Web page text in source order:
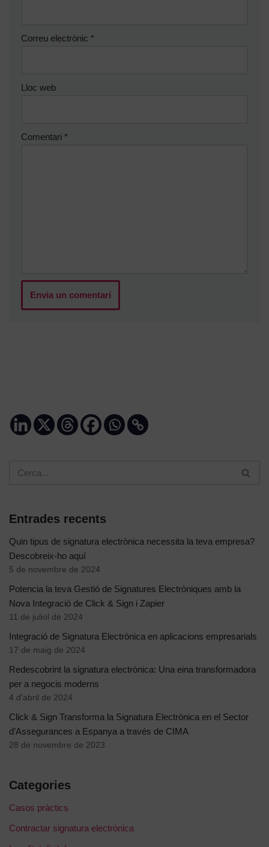
Correu electrònic *
Lloc web
Comentari *
Entrades recents
Quin tipus de signatura electrònica necessita la teva empresa?
Descobreix-ho aquí
5 de novembre de 2024
Potencia la teva Gestió de Signatures Electròniques amb la
Nova Integració de Click & Sign i Zapier
11 de juliol de 2024
Integració de Signatura Electrònica en aplicacions empresarials
17 de maig de 2024
Redescobrint la signatura electrònica: Una eina transformadora
per a negocis moderns
4 d'abril de 2024
Click & Sign Transforma la Signatura Electrònica en el Sector
d’Assegurances a Espanya a través de CIMA
28 de novembre de 2023
Categories
Casos pràctics
Contractar signatura electrònica